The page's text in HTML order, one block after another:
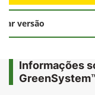
versão
Informações